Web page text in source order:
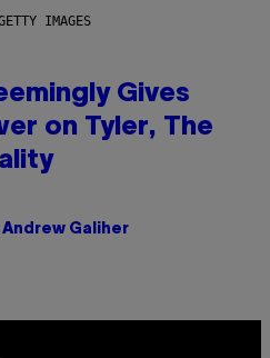
IMAGES
Gives
on Tyler, The
Galiher